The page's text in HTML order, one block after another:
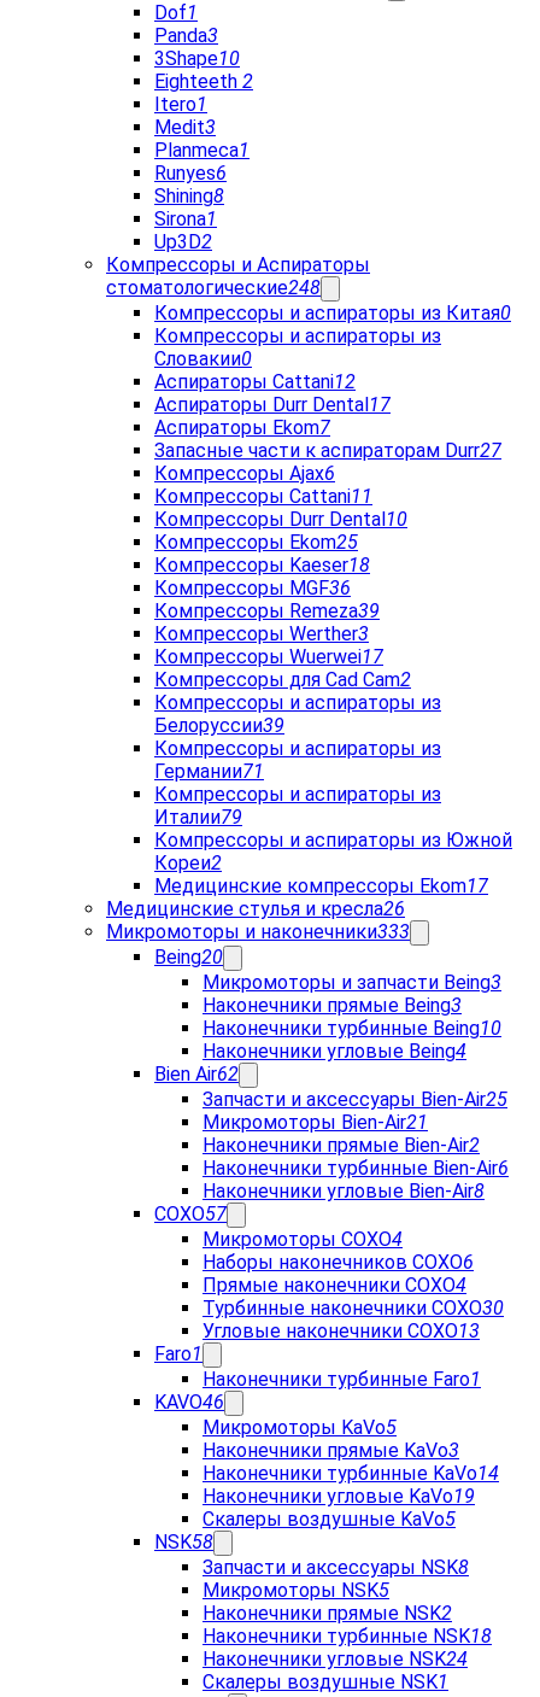
Dof1
Panda3
3Shape10
Eighteeth 2
Itero1
Medit3
Planmeca1
Runyes6
Shining8
Sirona1
Up3D2
Компрессоры и Аспираторы
стоматологические248
Компрессоры и аспираторы из Китая0
Компрессоры и аспираторы из
Словакии0
Аспираторы Cattani12
Аспираторы Durr Dental17
Аспираторы Ekom7
Запасные части к аспираторам Durr27
Компрессоры Ajax6
Компрессоры Cattani11
Компрессоры Durr Dental10
Компрессоры Ekom25
Компрессоры Kaeser18
Компрессоры MGF36
Компрессоры Remeza39
Компрессоры Werther3
Компрессоры Wuerwei17
Компрессоры для Cad Cam2
Компрессоры и аспираторы из
Белоруссии39
Компрессоры и аспираторы из
Германии71
Компрессоры и аспираторы из
Италии79
Компрессоры и аспираторы из Южной
Кореи2
Медицинские компрессоры Ekom17
Медицинские стулья и кресла26
Микромоторы и наконечники333
Being20
Микромоторы и запчасти Being3
Наконечники прямые Being3
Наконечники турбинные Being10
Наконечники угловые Being4
Bien Air62
Запчасти и аксессуары Bien-Air25
Микромоторы Bien-Air21
Наконечники прямые Bien-Air2
Наконечники турбинные Bien-Air6
Наконечники угловые Bien-Air8
COXO57
Микромоторы COXO4
Наборы наконечников COXO6
Прямые наконечники COXO4
Турбинные наконечники COXO30
Угловые наконечники COXO13
Faro1
Наконечники турбинные Faro1
KAVO46
Микромоторы KaVo5
Наконечники прямые KaVo3
Наконечники турбинные KaVo14
Наконечники угловые KaVo19
Скалеры воздушные KaVo5
NSK58
Запчасти и аксессуары NSK8
Микромоторы NSK5
Наконечники прямые NSK2
Наконечники турбинные NSK18
Наконечники угловые NSK24
Скалеры воздушные NSK1